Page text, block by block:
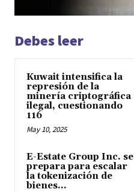
Debes leer
Kuwait intensifica la
represión de la
minería criptográfica
ilegal, cuestionando
116
May 10, 2025
E-Estate Group Inc. se
prepara para escalar
la tokenización de
bienes...